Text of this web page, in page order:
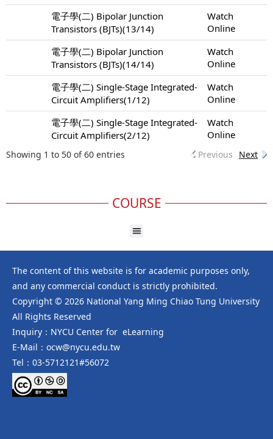
電子學(二) Bipolar Junction
Transistors (BJTs)(13/14)
Watch
Online
電子學(二) Bipolar Junction
Transistors (BJTs)(14/14)
Watch
Online
電子學(二) Single-Stage Integrated-
Circuit Amplifiers(1/12)
Watch
Online
電子學(二) Single-Stage Integrated-
Circuit Amplifiers(2/12)
Watch
Online
Showing 1 to 50 of 60 entries Previous Next
COURSE
The content of this website is for academic purposes only,
and any commercial conduct is strictly prohibited.
Copyright © 2026 National Yang Ming Chiao Tung University
All Rights Reserved
Inquiry：NYCU Center for eLearning
E-Mail：ocw@nycu.edu.tw
Tel：03-5712121#56072